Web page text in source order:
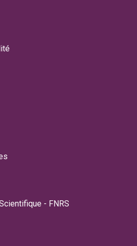
- FNRS